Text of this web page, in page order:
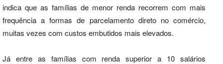
indica que as famílias de menor renda recorrem com mais
frequência a formas de parcelamento direto no comércio,
muitas vezes com custos embutidos mais elevados.
Já entre as famílias com renda superior a 10 salários